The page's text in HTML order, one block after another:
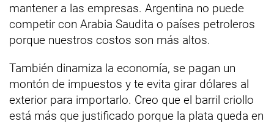
mantener a las empresas. Argentina no puede
competir con Arabia Saudita o países petroleros
porque nuestros costos son más altos.
También dinamiza la economía, se pagan un
montón de impuestos y te evita girar dólares al
exterior para importarlo. Creo que el barril criollo
está más que justificado porque la plata queda en